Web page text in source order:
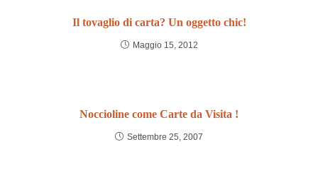
Il tovaglio di carta? Un oggetto chic!
Maggio 15, 2012
Noccioline come Carte da Visita !
Settembre 25, 2007